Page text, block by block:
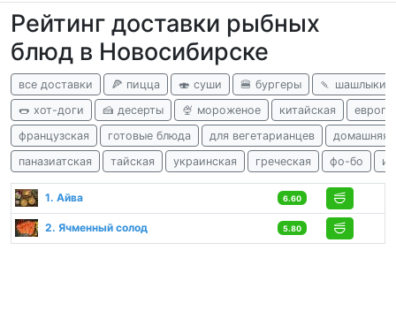
Рейтинг доставки рыбных
блюд в Новосибирске
все доставки 🍕 пицца 🍣 суши 🍔 бургеры
🍡 шашлыки
🌭 хот-доги
🍰 десерты 🍨 мороженое китайская
французская
готовые блюда для вегетарианцев
домашняя
паназиатская
тайская украинская греческая фо-бо
1. Айва 6.60
2. Ячменный солод 5.80